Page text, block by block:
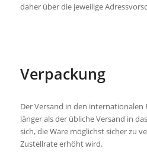
daher über die jeweilige
Verpackung
Der Versand in den internationalen
länger als der übliche Versand in
sich, die Ware möglichst sicher zu
Zustellrate erhöht wird.